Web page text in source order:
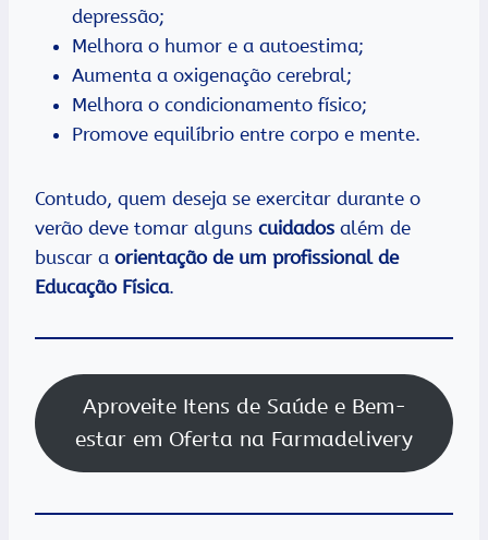
depressão;
Melhora o humor e a autoestima;
Aumenta a oxigenação cerebral;
Melhora o condicionamento físico;
Promove equilíbrio entre corpo e mente.
Contudo, quem deseja se exercitar durante o
verão deve tomar alguns cuidados além de
buscar a orientação de um profissional de
Educação Física.
Aproveite Itens de Saúde e Bem-
estar em Oferta na Farmadelivery